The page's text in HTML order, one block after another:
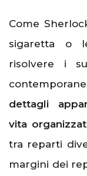
Come
sigaretta o
risolvere i
dettagli
vita
tra reparti
margini dei